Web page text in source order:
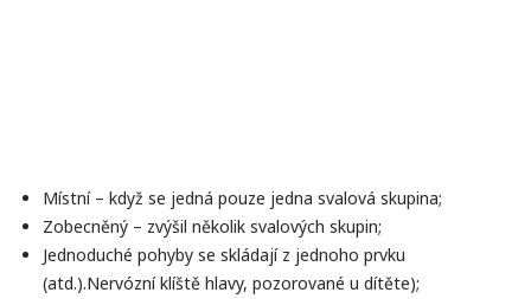
Místní – když se jedná pouze jedna svalová skupina;
Zobecněný – zvýšil několik svalových skupin;
Jednoduché pohyby se skládají z jednoho prvku
(atd.).Nervózní klíště hlavy, pozorované u dítěte);